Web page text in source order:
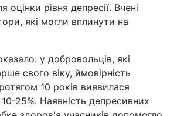
Наука
Інциденти
Туризм
Погода
оцінки рівня депресії. Вчені
які могли вплинути на
у добровольців, які
свого віку, ймовірність
10 років виявилася
25%. Наявність депресивних